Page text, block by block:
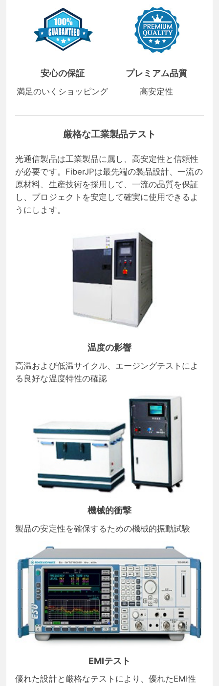
安心の保証
満足のいくショッピング
プレミアム品質
高安定性
厳格な工業製品テスト
光通信製品は工業製品に属し、高安定性と信頼性
が必要です。FiberJPは最先端の製品設計、一流の
原材料、生産技術を採用して、一流の品質を保証
し、プロジェクトを安定して確実に使用できるよ
うにします。
温度の影響
高温および低温サイクル、エージングテストによ
る良好な温度特性の確認
機械的衝撃
製品の安定性を確保するための機械的振動試験
EMIテスト
優れた設計と厳格なテストにより、優れたEMI性